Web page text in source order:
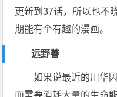
更新到37话，所以也不
期能有个有趣的漫画。
远野善
如果说最近的川华